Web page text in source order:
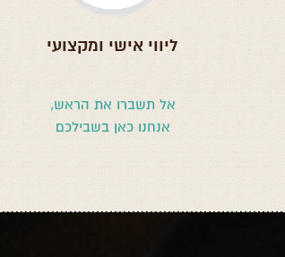
ליווי אישי ומקצועי
אל תשברו את הראש,
אנחנו כאן בשבילכם